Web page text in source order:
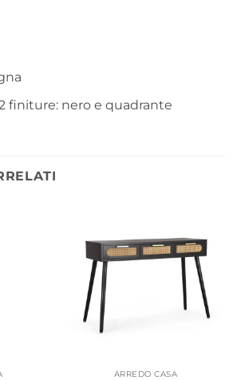
finiture: nero e quadrante
ARREDO CASA